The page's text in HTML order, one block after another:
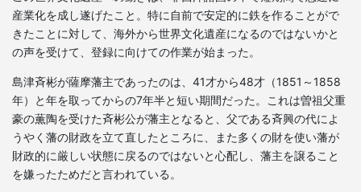
産業化を成し遂げたこと。特に自前で安定的に鉄を作ることがで
きたことに対して、海外から世界文化遺産になるのではないかと
の声を受けて、登録に向けての作業が始まった。
島津斉彬が薩摩藩主であったのは、41才から48才（1851～1858
年）と年を取ってからの7年半と短い期間だった。これは曽祖父重
豪の薫陶を受けた斉彬公が藩主となると、父である斉興の代によ
うやく藩の財政を立て直したところに、また多くの財を使い藩が
財政的に厳しい状態に戻るのではないと心配し、藩主を譲ること
を嫌ったためだと言われている。